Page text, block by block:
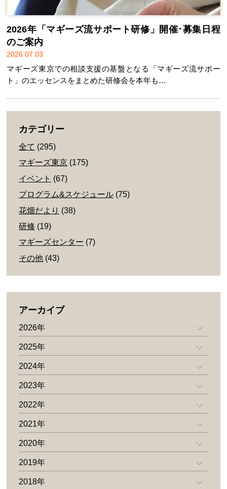
2026年「マギーズ流サポート研修」開催･募集日程
のご案内
2026.07.03
マギーズ東京での相談支援の基盤となる「マギーズ流サポー
ト」のエッセンスをまとめた研修会を本年も…
カテゴリー
全て (295)
マギーズ東京 (175)
イベント (67)
プログラム&スケジュール (75)
花畑だより (38)
研修 (19)
マギーズセンター (7)
その他 (43)
アーカイブ
2026年
2025年
2024年
2023年
2022年
2021年
2020年
2019年
2018年